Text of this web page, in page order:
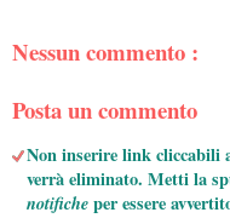
Nessun commento :
Posta un commento
Non inserire link cliccabili
verrà eliminato. Metti la
notificheper essere